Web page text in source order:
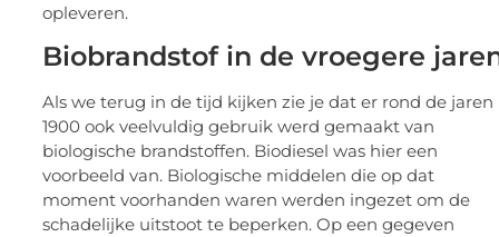
opleveren.
Biobrandstof in de vroegere
Als we terug in de tijd kijken zie je dat er rond de jaren
1900 ook veelvuldig gebruik werd gemaakt van
biologische brandstoffen. Biodiesel was hier een
voorbeeld van. Biologische middelen die op dat
moment voorhanden waren werden ingezet om de
schadelijke uitstoot te beperken. Op een gegeven